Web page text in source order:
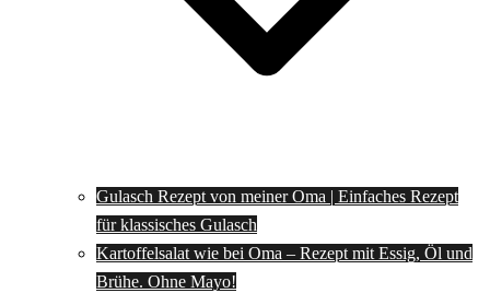
Gulasch Rezept von meiner Oma | Einfaches Rezept
für klassisches Gulasch
Kartoffelsalat wie bei Oma – Rezept mit Essig, Öl und
Brühe. Ohne Mayo!